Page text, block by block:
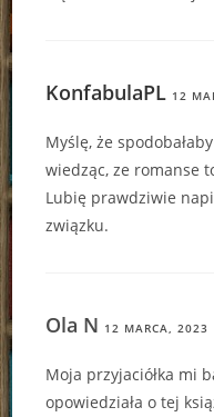
KonfabulaPL 12
Myślę, że
wiedząc, ze romanse
Lubię prawdziwie
związku.
Ola N 12 MARCA, 2023
Moja przyjaciółka mi
opowiedziała o tej